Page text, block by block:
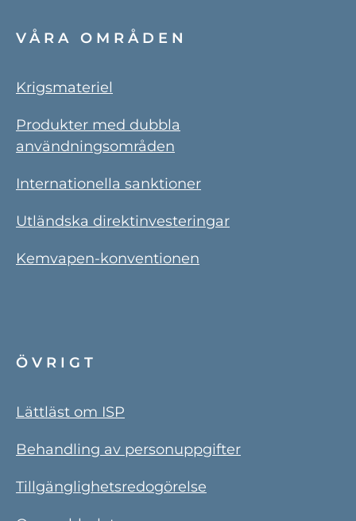
VÅRA OMRÅDEN
Krigsmateriel
Produkter med dubbla
användningsområden
Internationella sanktioner
Utländska direktinvesteringar
Kemvapen-konventionen
ÖVRIGT
Lättläst om ISP
Behandling av personuppgifter
Tillgänglighetsredogörelse